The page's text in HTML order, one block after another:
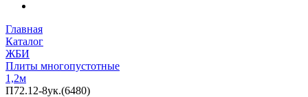
Главная
Каталог
ЖБИ
Плиты многопустотные
1,2м
П72.12-8ук.(6480)